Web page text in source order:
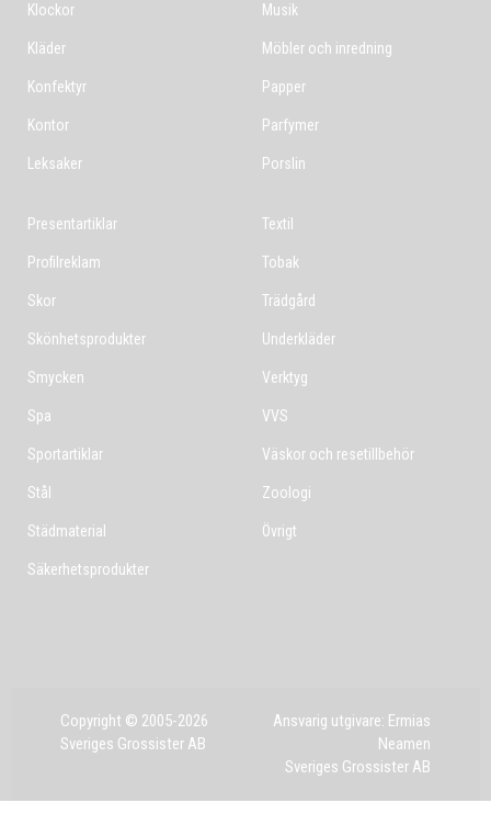
Klockor
Kläder
Konfektyr
Kontor
Leksaker
Musik
Möbler och inredning
Papper
Parfymer
Porslin
Presentartiklar
Profilreklam
Skor
Skönhetsprodukter
Smycken
Spa
Sportartiklar
Stål
Städmaterial
Säkerhetsprodukter
Textil
Tobak
Trädgård
Underkläder
Verktyg
VVS
Väskor och resetillbehör
Zoologi
Övrigt
Copyright © 2005-2026
Sveriges Grossister AB
Ansvarig utgivare: Ermias
Neamen
Sveriges Grossister AB